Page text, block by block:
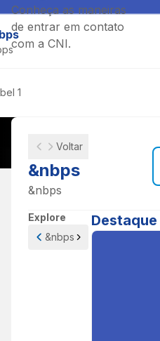
1
Voltar
&nbps
&nbps
Explore
&nbps
Destaque
Conheça as maneiras
de entrar em contato
com a CNI.
SEUS CANAIS
Fale